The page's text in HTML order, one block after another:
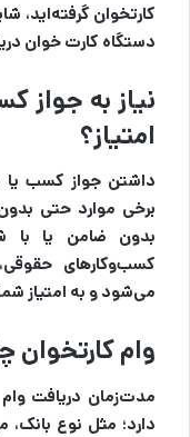
کارتخوان گرفته‌اید،
دستگاه کارت خوان
نیاز به جواز
امتیاز؟
داشتن جواز کسب یا
برخی موارد حتی
بدون ضامن یا با
کسب‌وکارهای
می‌شود و به امتیاز
وام کارتخوان
مدت‌زمان دریافت
دارد؛ مثل نوع